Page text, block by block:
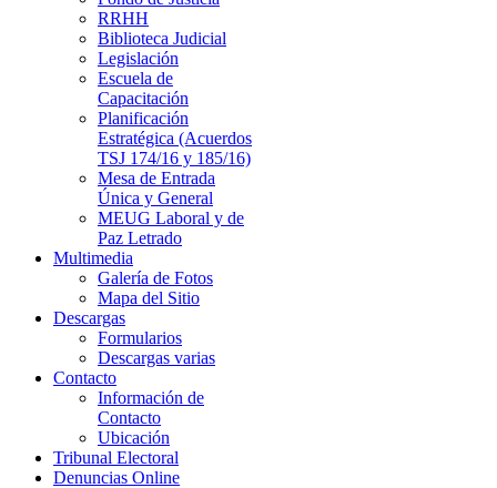
RRHH
Biblioteca Judicial
Legislación
Escuela de
Capacitación
Planificación
Estratégica (Acuerdos
TSJ 174/16 y 185/16)
Mesa de Entrada
Única y General
MEUG Laboral y de
Paz Letrado
Multimedia
Galería de Fotos
Mapa del Sitio
Descargas
Formularios
Descargas varias
Contacto
Información de
Contacto
Ubicación
Tribunal Electoral
Denuncias Online